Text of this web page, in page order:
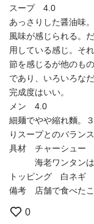
スープ 4.0
あっさりした醤油味
風味が感じられる。
用している感じ。そ
節を感じるが他のも
であり、いろいろな
完成度はいい。
メン 4.0
細麺でやや縮れ麵。
りスープとのバラン
具材 チャーシュー
海老ワンタンは海
トッピング 白ネギ
備考 店舗で食べたこ
0